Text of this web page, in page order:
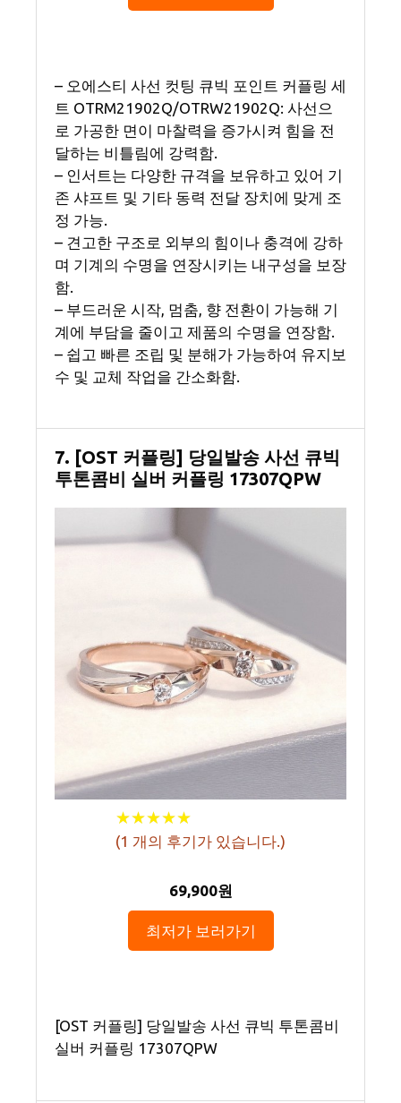
– 오에스티 사선 컷팅 큐빅 포인트 커플링 세
트 OTRM21902Q/OTRW21902Q: 사선으
로 가공한 면이 마찰력을 증가시켜 힘을 전
달하는 비틀림에 강력함.
– 인서트는 다양한 규격을 보유하고 있어 기
존 샤프트 및 기타 동력 전달 장치에 맞게 조
정 가능.
– 견고한 구조로 외부의 힘이나 충격에 강하
며 기계의 수명을 연장시키는 내구성을 보장
함.
– 부드러운 시작, 멈춤, 향 전환이 가능해 기
계에 부담을 줄이고 제품의 수명을 연장함.
– 쉽고 빠른 조립 및 분해가 가능하여 유지보
수 및 교체 작업을 간소화함.
7. [OST 커플링] 당일발송 사선 큐빅
투톤콤비 실버 커플링 17307QPW
★★★★★
★★★★★
(1 개의 후기가 있습니다.)
69,900원
최저가 보러가기
[OST 커플링] 당일발송 사선 큐빅 투톤콤비
실버 커플링 17307QPW